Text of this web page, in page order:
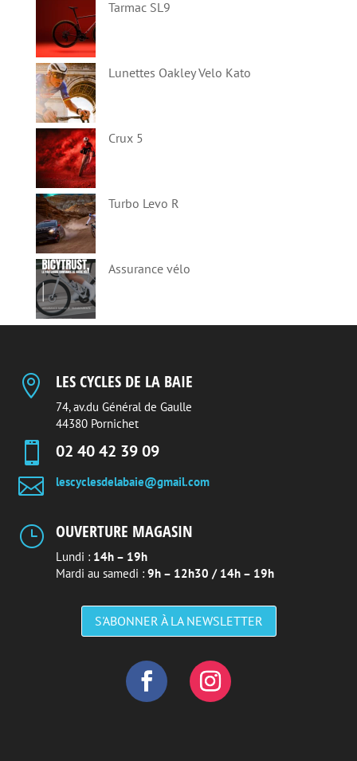
Tarmac SL9
Lunettes Oakley Velo Kato
Crux 5
Turbo Levo R
Assurance vélo
 LES CYCLES DE LA BAIE
74, av.du Général de Gaulle
44380 Pornichet
 02 40 42 39 09
 lescyclesdelabaie@gmail.com
} OUVERTURE MAGASIN
Lundi : 14h – 19h
Mardi au samedi : 9h – 12h30 / 14h – 19h
S'ABONNER À LA NEWSLETTER